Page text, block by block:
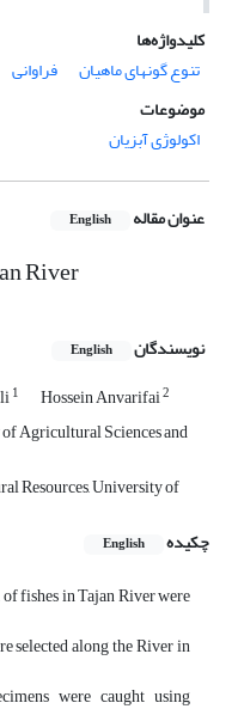
کلیدواژه‌ها
تنوع گونه‏ای ماهیان
فراوانی
موضوعات
اکولوژی آبزیان
عنوان مقاله English
River
نویسندگان English
1 Hossein Anvarifai2
Agricultural Sciences and
Resources, University of
چکیده
English
fishes in Tajan River were
selected along the River in
were caught using